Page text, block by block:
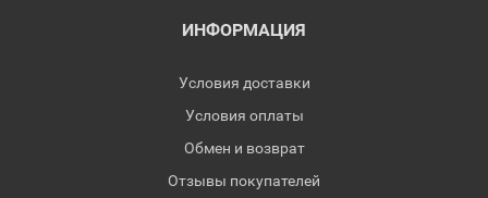
ИНФОРМАЦИЯ
Условия доставки
Условия оплаты
Обмен и возврат
Отзывы покупателей